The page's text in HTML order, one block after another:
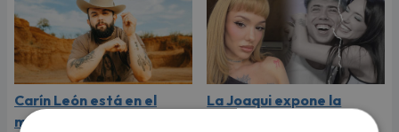
Carín León está en el
mejor momento de su
La Joaqui expone la